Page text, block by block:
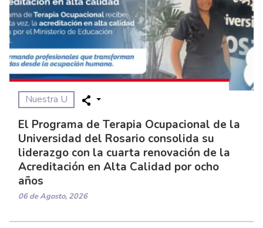
Nuestra U
El Programa de Terapia Ocupacional de la
Universidad del Rosario consolida su
liderazgo con la cuarta renovación de la
Acreditación en Alta Calidad por ocho
años
06 de Agosto, 2026